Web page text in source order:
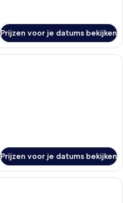
Prijzen voor je datums bekijken
Een moderne hotelkamer met een
Prijzen voor je datums bekijken
Een moderne hotelkamer met een